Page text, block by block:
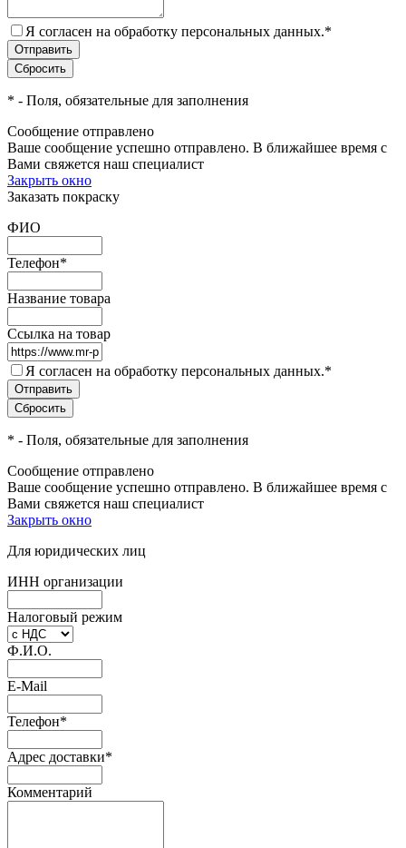
Я согласен на обработку персональных данных.*
* - Поля, обязательные для заполнения
Сообщение отправлено
Ваше сообщение успешно отправлено. В ближайшее время с
Вами свяжется наш специалист
Закрыть окно
Заказать покраску
ФИО
Телефон*
Название товара
Ссылка на товар
Я согласен на обработку персональных данных.*
* - Поля, обязательные для заполнения
Сообщение отправлено
Ваше сообщение успешно отправлено. В ближайшее время с
Вами свяжется наш специалист
Закрыть окно
Для юридических лиц
ИНН организации
Налоговый режим
Ф.И.О.
E-Mail
Телефон*
Адрес доставки*
Комментарий